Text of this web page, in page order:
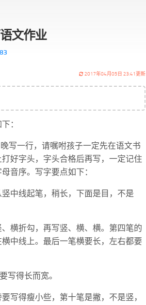
文作业
83
2017年04月05日 23:41更新
：
写一行，请嘱咐孩子一定先在语文书
好字头，字头合格后再写，一定记住
音序。写字要点如下：
中线起笔，稍长，下面是目，不是
横折勾，再写竖、横、横。第四笔的
中线上。最后一笔横要长，左右都要
写得长而宽。
写得瘦小些，第十笔是撇，不是竖，